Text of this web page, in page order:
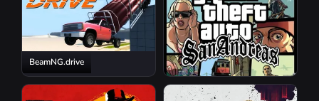
BeamNG.drive
GTA San Andreas